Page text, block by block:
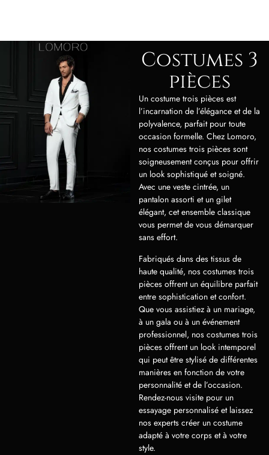
Costumes 3
pièces
Un costume trois pièces est
l’incarnation de l’élégance et de la
polyvalence, parfait pour toute
occasion formelle. Chez Lomoro,
nos costumes trois pièces sont
soigneusement conçus pour offrir
un look sophistiqué et soigné.
Avec une veste cintrée, un
pantalon assorti et un gilet
élégant, cet ensemble classique
vous permet de vous démarquer
sans effort.
Fabriqués dans des tissus de
haute qualité, nos costumes trois
pièces offrent un équilibre parfait
entre sophistication et confort.
Que vous assistiez à un mariage,
à un gala ou à un événement
professionnel, nos costumes trois
pièces offrent un look intemporel
qui peut être stylisé de différentes
manières en fonction de votre
personnalité et de l’occasion.
Rendez-nous visite pour un
essayage personnalisé et laissez
nos experts créer un costume
adapté à votre corps et à votre
style.